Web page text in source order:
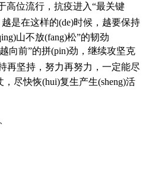
高位流行，抗疫进入“最关键
。越是在这样的(de)时候，越要保持
山不放(fang)松”的韧劲
前”的拼(pin)劲，继续攻坚克
坚持再坚持，努力再努力，一定能尽
尽快恢(hui)复生产生(sheng)活